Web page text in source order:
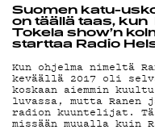
Suomen katu-
on täällä taas,
Tokela show’n
starttaa Radio
Kun ohjelma nimeltä
keväällä 2017 oli
koskaan aiemmin
luvassa, mutta Ranen
radion kuuntelijat.
missään muualla kuin